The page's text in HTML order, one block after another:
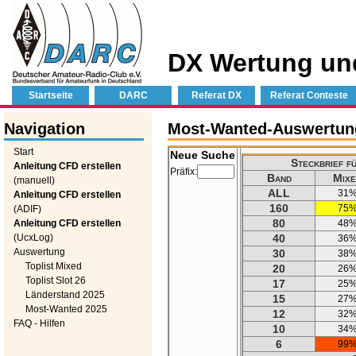
DX Wertung
Startseite DARC Referat DX Referat Conteste
Navigation
Start
Anleitung CFD erstellen
(manuell)
Anleitung CFD erstellen
(ADIF)
Anleitung CFD erstellen
(UcxLog)
Auswertung
Toplist Mixed
Toplist Slot 26
Länderstand 2025
Most-Wanted 2025
FAQ - Hilfen
Most-Wanted-
Neue Suche
Präfix:
Steckbrief
Band
ALL
160
80
40
30
20
17
15
12
10
6